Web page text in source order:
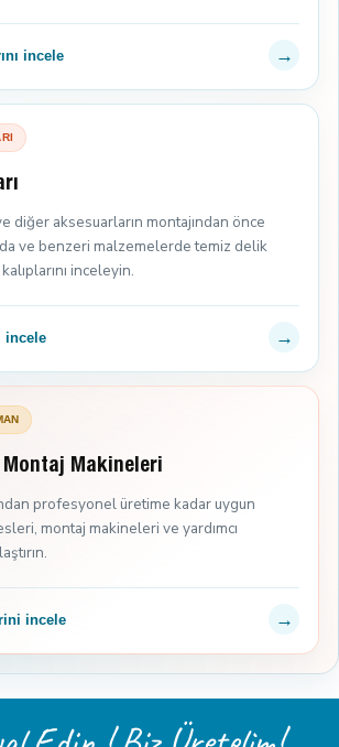
incele →
diğer aksesuarların montajından önce
ve benzeri malzemelerde temiz delik
inceleyin.
incele →
Montaj Makineleri
profesyonel üretime kadar uygun
montaj makineleri ve yardımcı
incele →